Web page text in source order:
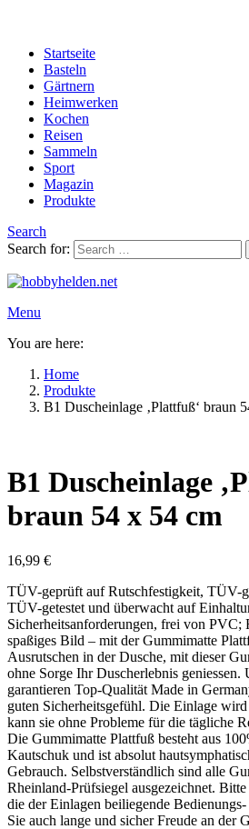
Startseite
Basteln
Gärtnern
Heimwerken
Kochen
Reisen
Sammeln
Sport
Magazin
Produkte
Search
Search for:
Menu
You are here:
Home
Produkte
B1 Duscheinlage ‚Plattfuß‘ braun
B1 Duscheinlage
braun 54 x 54 cm
16,99 €
TÜV-geprüft auf Rutschfestigkeit, TÜV-
TÜV-getestet und überwacht auf
Sicherheitsanforderungen, frei von PVC;
spaßiges Bild – mit der Gummimatte
Ausrutschen in der Dusche, mit dieser
ohne Sorge Ihr Duscherlebnis geniessen.
garantieren Top-Qualität Made in
guten Sicherheitsgefühl. Die Einlage
kann sie ohne Probleme für die tägliche
Die Gummimatte Plattfuß besteht aus
Kautschuk und ist absolut
Gebrauch. Selbstverständlich sind alle
Rheinland-Prüfsiegel ausgezeichnet.
die der Einlagen beiliegende
Sie auch lange und sicher Freude an der